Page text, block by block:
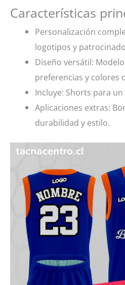
Características
Personalización
logotipos y
Diseño versátil:
preferencias y colores
Incluye: Shorts para
Aplicaciones extras:
durabilidad y estilo.